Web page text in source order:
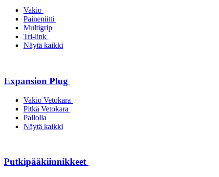
Vakio
Paineniitti
Multigrip
Tri-link
Näytä kaikki
Expansion Plug
Vakio Vetokara
Pitkä Vetokara
Pallolla
Näytä kaikki
Putkipääkiinnikkeet